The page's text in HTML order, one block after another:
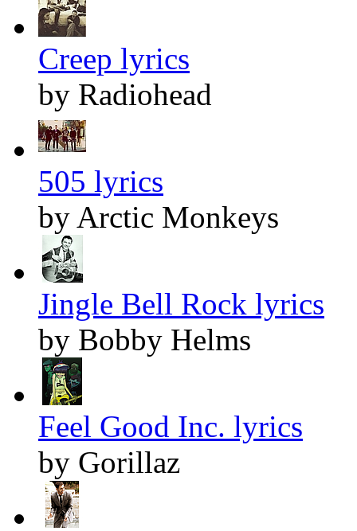
Creep lyrics
by Radiohead
505 lyrics
by Arctic Monkeys
Jingle Bell Rock lyrics
by Bobby Helms
Feel Good Inc. lyrics
by Gorillaz